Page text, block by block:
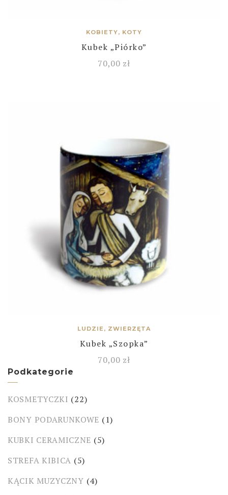
KOBIETY, KOTY
Kubek „Piórko”
70,00 zł
LUDZIE, ZWIERZĘTA
Kubek „Szopka”
70,00 zł
Podkategorie
KOSMETYCZKI (22)
BONY PODARUNKOWE (1)
KUBKI CERAMICZNE (5)
STREFA KIBICA (5)
KĄCIK MUZYCZNY (4)